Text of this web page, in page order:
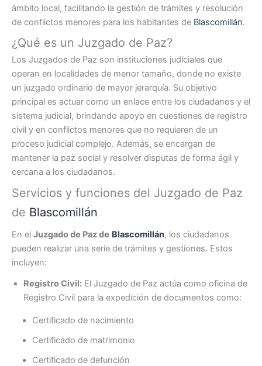
ámbito local, facilitando la gestión de trámites y resolución
de conflictos menores para los habitantes de Blascomillán.
¿Qué es un Juzgado de Paz?
Los Juzgados de Paz son instituciones judiciales que
operan en localidades de menor tamaño, donde no existe
un juzgado ordinario de mayor jerarquía. Su objetivo
principal es actuar como un enlace entre los ciudadanos y el
sistema judicial, brindando apoyo en cuestiones de registro
civil y en conflictos menores que no requieren de un
proceso judicial complejo. Además, se encargan de
mantener la paz social y resolver disputas de forma ágil y
cercana a los ciudadanos.
Servicios y funciones del Juzgado de Paz
de Blascomillán
En el Juzgado de Paz de Blascomillán, los ciudadanos
pueden realizar una serie de trámites y gestiones. Estos
incluyen:
Registro Civil: El Juzgado de Paz actúa como oficina de
Registro Civil para la expedición de documentos como:
Certificado de nacimiento
Certificado de matrimonio
Certificado de defunción